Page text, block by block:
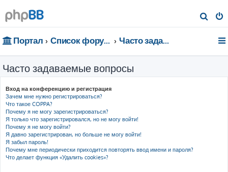
о
Портал Список форумов Часто задаваемые вопросы
Часто задаваемые вопросы
Вход на конференцию и регистрация
Зачем мне нужно регистрироваться?
Что такое COPPA?
Почему я не могу зарегистрироваться?
Я только что зарегистрировался, но не могу войти!
Почему я не могу войти?
Я давно зарегистрирован, но больше не могу войти!
Я забыл пароль!
Почему мне периодически приходится повторять ввод имени и пароля?
Что делает функция «Удалить cookies»?